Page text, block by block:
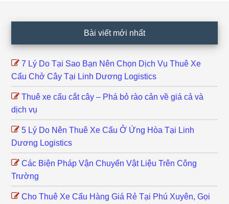
Bài viết mới nhất
7 Lý Do Tại Sao Bạn Nên Chọn Dịch Vụ Thuê Xe
Cẩu Chở Cây Tại Linh Dương Logistics
Thuê xe cẩu cắt cây – Phá bỏ rào cản về giá cả và
dịch vụ
5 Lý Do Nên Thuê Xe Cẩu Ở Ứng Hòa Tại Linh
Dương Logistics
Các Biện Pháp Vận Chuyển Vật Liệu Trên Công
Trường
Cho Thuê Xe Cẩu Hàng Giá Rẻ Tại Phú Xuyên, Gọi